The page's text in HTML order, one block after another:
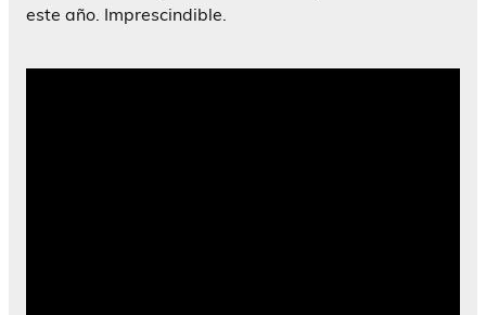
este año. Imprescindible.